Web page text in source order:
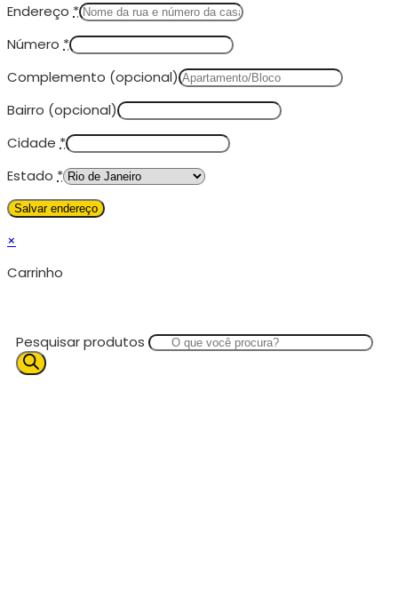
Endereço *
Número *
Complemento (opcional)
Bairro (opcional)
Cidade *
Estado *
×
Carrinho
Pesquisar produtos